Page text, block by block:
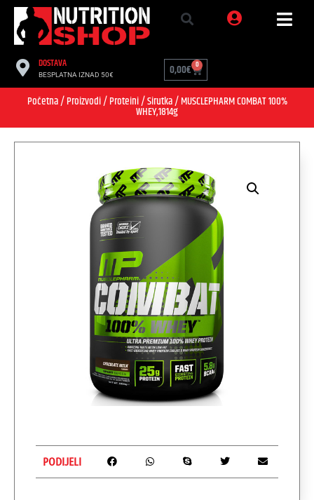
DOSTAVA
BESPLATNA IZNAD 50€ 0,00€ 0
Početna/Proizvodi/Proteini/Sirutka/ MUSCLEPHARM COMBAT 100%
WHEY,1814g
PODIJELI